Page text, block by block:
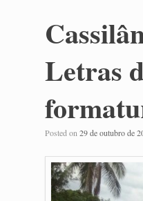
Letras
Posted on 29 de outubro de